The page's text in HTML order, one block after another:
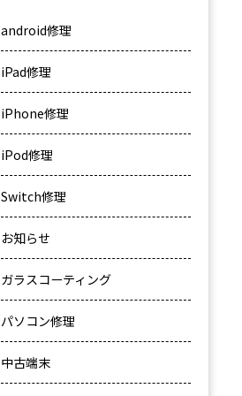
android修理
iPad修理
iPhone修理
iPod修理
Switch修理
お知らせ
ガラスコーティング
パソコン修理
中古端末